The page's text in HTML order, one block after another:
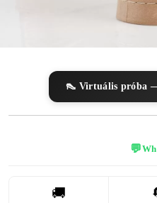
👠 Virtuális próba
💬
🚚